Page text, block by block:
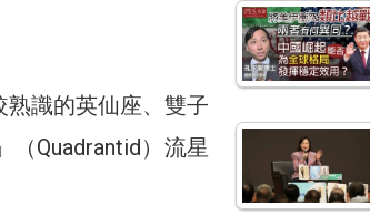
識的英仙座、雙子
Quadrantid）流星